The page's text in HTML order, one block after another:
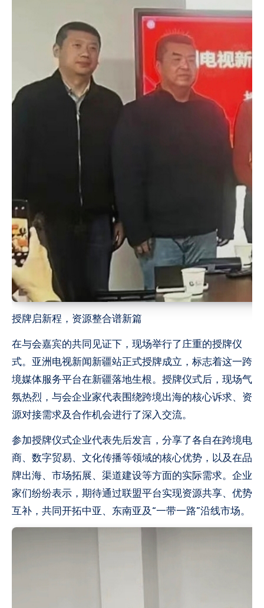
授牌启新程，资源整合谱新篇
在与会嘉宾的共同见证下，现场举行了庄重的授牌仪
式。亚洲电视新闻新疆站正式授牌成立，标志着这一跨
境媒体服务平台在新疆落地生根。授牌仪式后，现场气
氛热烈，与会企业家代表围绕跨境出海的核心诉求、资
源对接需求及合作机会进行了深入交流。
参加授牌仪式企业代表先后发言，分享了各自在跨境电
商、数字贸易、文化传播等领域的核心优势，以及在品
牌出海、市场拓展、渠道建设等方面的实际需求。企业
家们纷纷表示，期待通过联盟平台实现资源共享、优势
互补，共同开拓中亚、东南亚及“一带一路”沿线市场。